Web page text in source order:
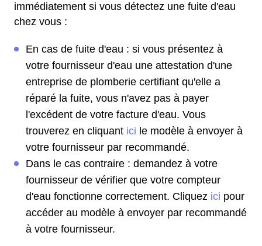
immédiatement si vous détectez une fuite d'eau
chez vous :
En cas de fuite d'eau : si vous présentez à
votre fournisseur d'eau une attestation d'une
entreprise de plomberie certifiant qu'elle a
réparé la fuite, vous n'avez pas à payer
l'excédent de votre facture d'eau. Vous
trouverez en cliquant ici le modèle à envoyer à
votre fournisseur par recommandé.
Dans le cas contraire : demandez à votre
fournisseur de vérifier que votre compteur
d'eau fonctionne correctement. Cliquez ici pour
accéder au modèle à envoyer par recommandé
à votre fournisseur.